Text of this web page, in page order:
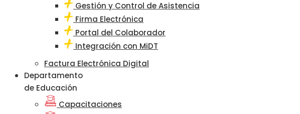
Gestión y Control de Asistencia
Firma Electrónica
Portal del Colaborador
Integración con MiDT
Factura Electrónica Digital
Departamento
de Educación
Capacitaciones